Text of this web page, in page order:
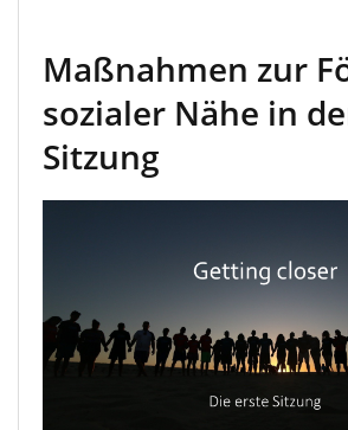
Maßnahmen zur
sozialer Nähe in
Sitzung